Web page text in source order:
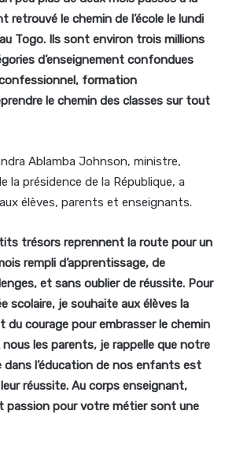
retrouvé le chemin de l’école le lundi
Togo. Ils sont environ trois millions
d’enseignement confondues
formation
le chemin des classes sur tout
Ablamba Johnson, ministre,
la présidence de la République, a
élèves, parents et enseignants.
trésors reprennent la route pour un
rempli d’apprentissage, de
et sans oublier de réussite. Pour
scolaire, je souhaite aux élèves la
du courage pour embrasser le chemin
nous les parents, je rappelle que notre
dans l’éducation de nos enfants est
réussite. Au corps enseignant,
passion pour votre métier sont une